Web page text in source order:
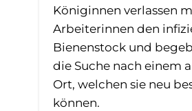
Königinnen verlassen
Arbeiterinnen den
Bienenstock und
die Suche nach einem
Ort, welchen sie neu
können.